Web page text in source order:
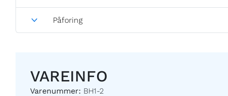
Påforing
VAREINFO
Varenummer: BH1-2